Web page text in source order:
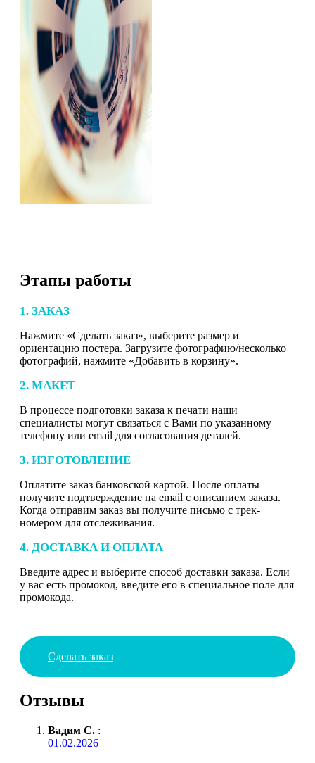
Этапы работы
1. ЗАКАЗ
Нажмите «Сделать заказ», выберите размер и
ориентацию постера. Загрузите фотографию/несколько
фотографий, нажмите «Добавить в корзину».
2. МАКЕТ
В процессе подготовки заказа к печати наши
специалисты могут связаться с Вами по указанному
телефону или email для согласования деталей.
3. ИЗГОТОВЛЕНИЕ
Оплатите заказ банковской картой. После оплаты
получите подтверждение на email с описанием заказа.
Когда отправим заказ вы получите письмо с трек-
номером для отслеживания.
4. ДОСТАВКА И ОПЛАТА
Введите адрес и выберите способ доставки заказа. Если
у вас есть промокод, введите его в специальное поле для
промокода.
Сделать заказ
Отзывы
Вадим С. :
01.02.2026